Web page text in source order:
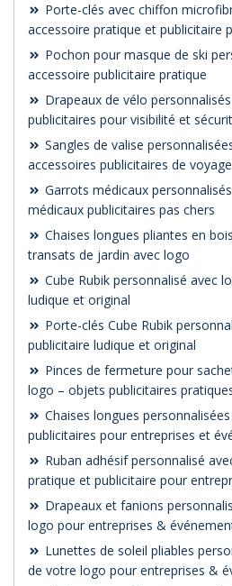
Porte-clés avec chiffon
accessoire pratique et publicitaire
Pochon pour masque de ski
accessoire publicitaire pratique
Drapeaux de vélo
publicitaires pour visibilité et
Sangles de valise
accessoires publicitaires de voyage
Garrots médicaux
médicaux publicitaires pas chers
Chaises longues pliantes en
transats de jardin avec logo
Cube Rubik personnalisé avec
ludique et original
Porte-clés Cube Rubik
publicitaire ludique et original
Pinces de fermeture pour
logo – objets publicitaires
Chaises longues
publicitaires pour entreprises et
Ruban adhésif personnalisé
pratique et publicitaire pour
Drapeaux et fanions
logo pour entreprises &
Lunettes de soleil pliables
de votre logo pour entreprises &